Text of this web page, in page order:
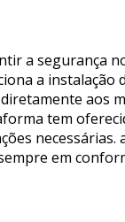
a segurança
a instalação
aos
tem
em